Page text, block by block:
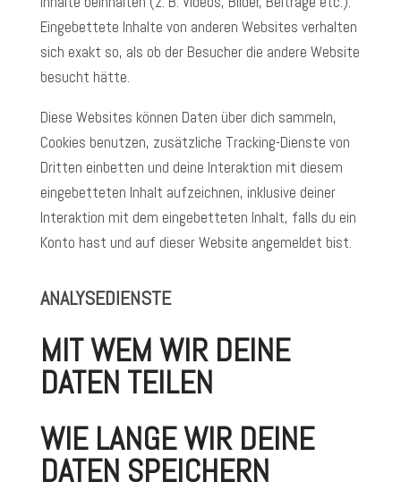
Eingebettete Inhalte von anderen Websites verhalten
sich exakt so, als ob der Besucher die andere Website
besucht hätte.
Diese Websites können Daten über dich sammeln,
Cookies benutzen, zusätzliche Tracking-Dienste von
Dritten einbetten und deine Interaktion mit diesem
eingebetteten Inhalt aufzeichnen, inklusive deiner
Interaktion mit dem eingebetteten Inhalt, falls du ein
Konto hast und auf dieser Website angemeldet bist.
ANALYSEDIENSTE
MIT WEM WIR DEINE
DATEN TEILEN
WIE LANGE WIR DEINE
DATEN SPEICHERN